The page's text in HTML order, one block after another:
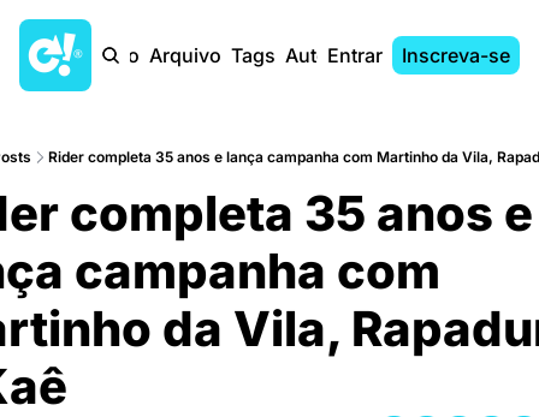
Início Arquivo Tags AutoresEntrar Inscreva-se
Rider completa 35 anos e lança campanha com Martinho da Vila,
completa 35 anos e
campanha com
da Vila,